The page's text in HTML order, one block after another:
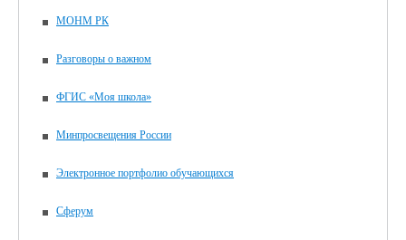
МОНМ РК
Разговоры о важном
ФГИС «Моя школа»
Минпросвещения России
Электронное портфолио обучающихся
Сферум